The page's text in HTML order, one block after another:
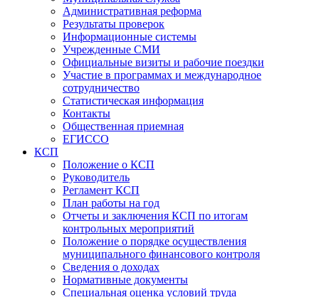
Административная реформа
Результаты проверок
Информационные системы
Учрежденные СМИ
Официальные визиты и рабочие поездки
Участие в программах и международное
сотрудничество
Статистическая информация
Контакты
Общественная приемная
ЕГИССО
КСП
Положение о КСП
Руководитель
Регламент КСП
План работы на год
Отчеты и заключения КСП по итогам
контрольных мероприятий
Положение о порядке осуществления
муниципального финансового контроля
Сведения о доходах
Нормативные документы
Специальная оценка условий труда